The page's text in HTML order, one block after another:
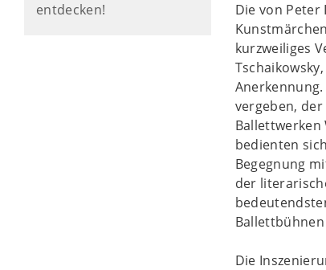
entdecken!
Die von
kurzweiliges
vergeben,
bedienten
Begegnung
der
Die